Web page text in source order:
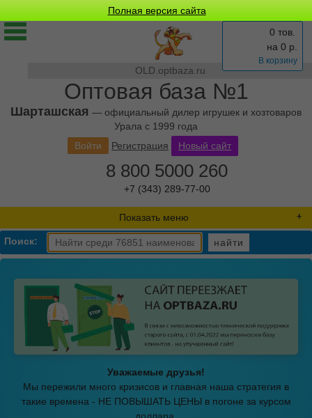
Полная версия сайта
OLD.optbaza.ru
Оптовая база №1
Шарташская — официальный дилер игрушек и хозтоваров
Урала с 1999 года
0 тов.
на 0 р.
В корзину
Войти Регистрация Новый сайт
8 800 5000 260
+7 (343) 289-77-00
Показать меню
Поиск: найти
Уважаемые друзья!
Мы пережили много кризисов и главная наша стратегия в
такие времена - НЕ ПОВЫШАТЬ ЦЕНЫ в погоне за курсом